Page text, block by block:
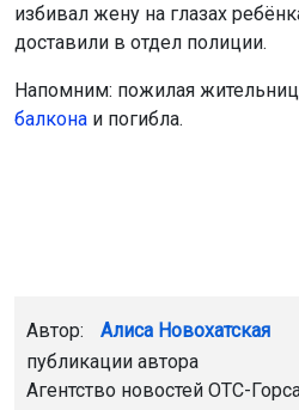
избивал жену на глазах
доставили в отдел полиции.
Напомним: пожилая
балкона и погибла.
Автор: Алиса Новохатская
публикации автора
Агентство новостей ОТС-